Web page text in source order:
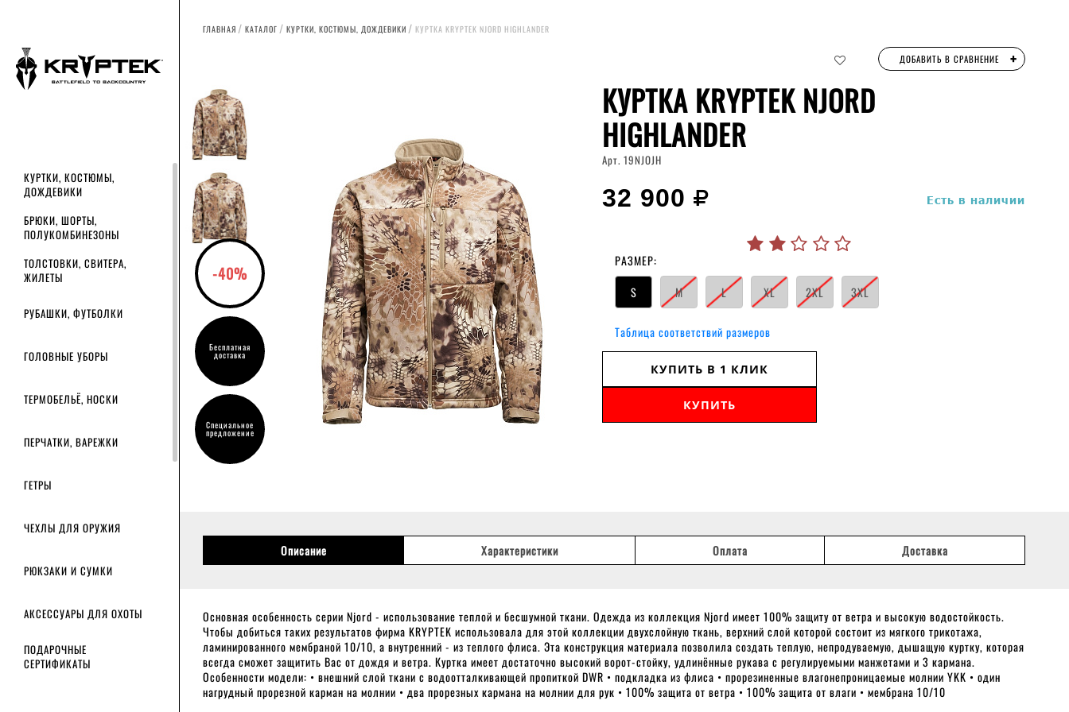
КУРТКИ, КОСТЮМЫ,
ДОЖДЕВИКИ
БРЮКИ, ШОРТЫ,
ПОЛУКОМБИНЕЗОНЫ
ТОЛСТОВКИ, СВИТЕРА,
ЖИЛЕТЫ
РУБАШКИ, ФУТБОЛКИ
ГОЛОВНЫЕ УБОРЫ
ТЕРМОБЕЛЬЁ, НОСКИ
ПЕРЧАТКИ, ВАРЕЖКИ
ГЕТРЫ
ЧЕХЛЫ ДЛЯ ОРУЖИЯ
РЮКЗАКИ И СУМКИ
АКСЕССУАРЫ ДЛЯ ОХОТЫ
ПОДАРОЧНЫЕ
СЕРТИФИКАТЫ
ГЛАВНАЯ КАТАЛОГ КУРТКИ, КОСТЮМЫ, ДОЖДЕВИКИ КУРТКА KRYPTEK NJORD HIGHLANDER
ДОБАВИТЬ В СРАВНЕНИЕ +
-40%
Бесплатная
доставка
Специальное
предложение
КУРТКА KRYPTEK NJORD
HIGHLANDER
Арт. 19NJOJH
32 900 Есть в наличии
РАЗМЕР:
S
M L XL 2XL 3XL
Таблица соответствий размеров
КУПИТЬ В 1 КЛИК
КУПИТЬ
Описание Характеристики Оплата Доставка
Основная особенность серии Njord - использование теплой и бесшумной ткани. Одежда из коллекция Njord имеет 100% защиту от ветра и высокую водостойкость.
Чтобы добиться таких результатов фирма KRYPTEK использовала для этой коллекции двухслойную ткань, верхний слой которой состоит из мягкого трикотажа,
ламинированного мембраной 10/10, а внутренний - из теплого флиса. Эта конструкция материала позволила создать теплую, непродуваемую, дышащую куртку, которая
всегда сможет защитить Вас от дождя и ветра. Куртка имеет достаточно высокий ворот-стойку, удлинённые рукава с регулируемыми манжетами и 3 кармана.
Особенности модели: • внешний слой ткани с водоотталкивающей пропиткой DWR • подкладка из флиса • прорезиненные влагонепроницаемые молнии YKK • один
нагрудный прорезной карман на молнии • два прорезных кармана на молнии для рук • 100% защита от ветра • 100% защита от влаги • мембрана 10/10